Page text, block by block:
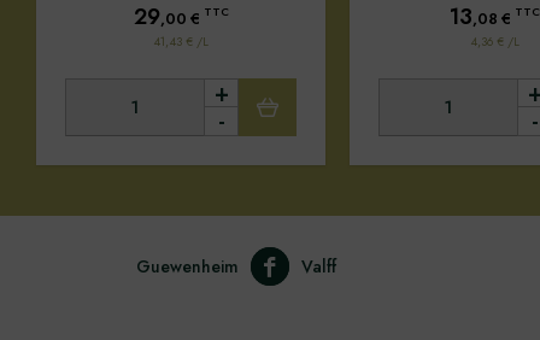
29,00 € TTC
41,43 € /L
-
+
13,08 € TTC
4,36 € /L
-
Guewenheim Valff